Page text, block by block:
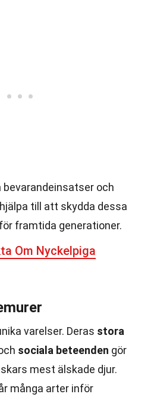
och
till att skydda dessa
framtida generationer.
Om Nyckelpiga
varelser. Deras stora
sociala beteenden gör
mest älskade djur.
många arter inför